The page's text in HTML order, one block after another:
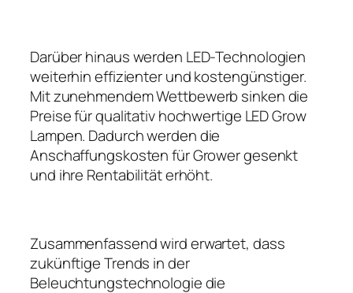
Darüber hinaus werden LED-Technologien
weiterhin effizienter und kostengünstiger.
Mit zunehmendem Wettbewerb sinken die
Preise für qualitativ hochwertige LED Grow
Lampen. Dadurch werden die
Anschaffungskosten für Grower gesenkt
und ihre Rentabilität erhöht.
Zusammenfassend wird erwartet, dass
zukünftige Trends in der
Beleuchtungstechnologie die